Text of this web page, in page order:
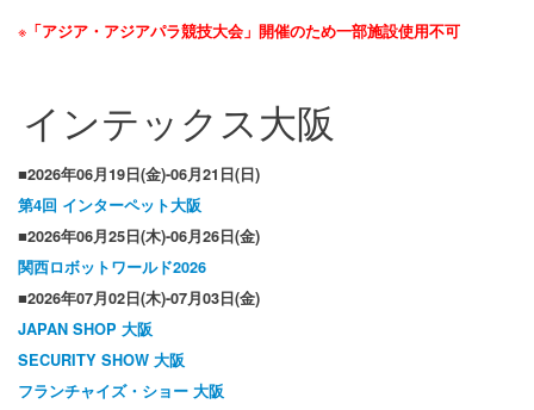
※ 「アジア・アジアパラ競技大会」開催のため一部施設使用不可
インテックス大阪
■2026年06月19日(金)-06月21日(日)
第4回 インターペット大阪
■2026年06月25日(木)-06月26日(金)
関西ロボットワールド2026
■2026年07月02日(木)-07月03日(金)
JAPAN SHOP 大阪
SECURITY SHOW 大阪
フランチャイズ・ショー 大阪